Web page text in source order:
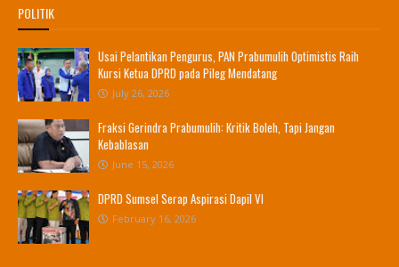
POLITIK
Usai Pelantikan Pengurus, PAN Prabumulih Optimistis Raih
Kursi Ketua DPRD pada Pileg Mendatang
July 26, 2026
Fraksi Gerindra Prabumulih: Kritik Boleh, Tapi Jangan
Kebablasan
June 15, 2026
DPRD Sumsel Serap Aspirasi Dapil VI
February 16, 2026